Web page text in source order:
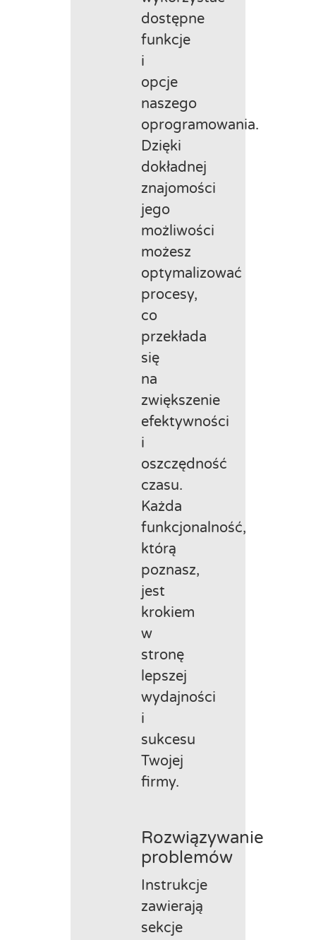
dostępne
funkcje
i
opcje
naszego
oprogramowania.
Dzięki
dokładnej
znajomości
jego
możliwości
możesz
optymalizować
procesy,
co
przekłada
się
na
zwiększenie
efektywności
i
oszczędność
czasu.
Każda
funkcjonalność,
którą
poznasz,
jest
krokiem
w
stronę
lepszej
wydajności
i
sukcesu
Twojej
firmy.
Rozwiązywanie
problemów
Instrukcje
zawierają
sekcje